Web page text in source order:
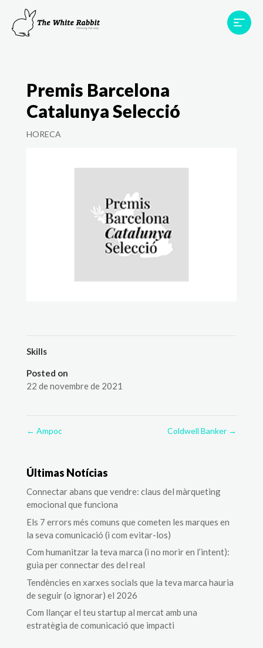
Projectes
Premis Barcelona
Catalunya Selecció
HORECA
Skills
Posted on
22 de novembre de 2021
← Ampoc Coldwell Banker →
Últimas Notícias
Connectar abans que vendre: claus del màrqueting
emocional que funciona
Els 7 errors més comuns que cometen les marques en
la seva comunicació (i com evitar-los)
Com humanitzar la teva marca (i no morir en l’intent):
guia per connectar des del real
Tendències en xarxes socials que la teva marca hauria
de seguir (o ignorar) el 2026
Com llançar el teu startup al mercat amb una
estratègia de comunicació que impacti